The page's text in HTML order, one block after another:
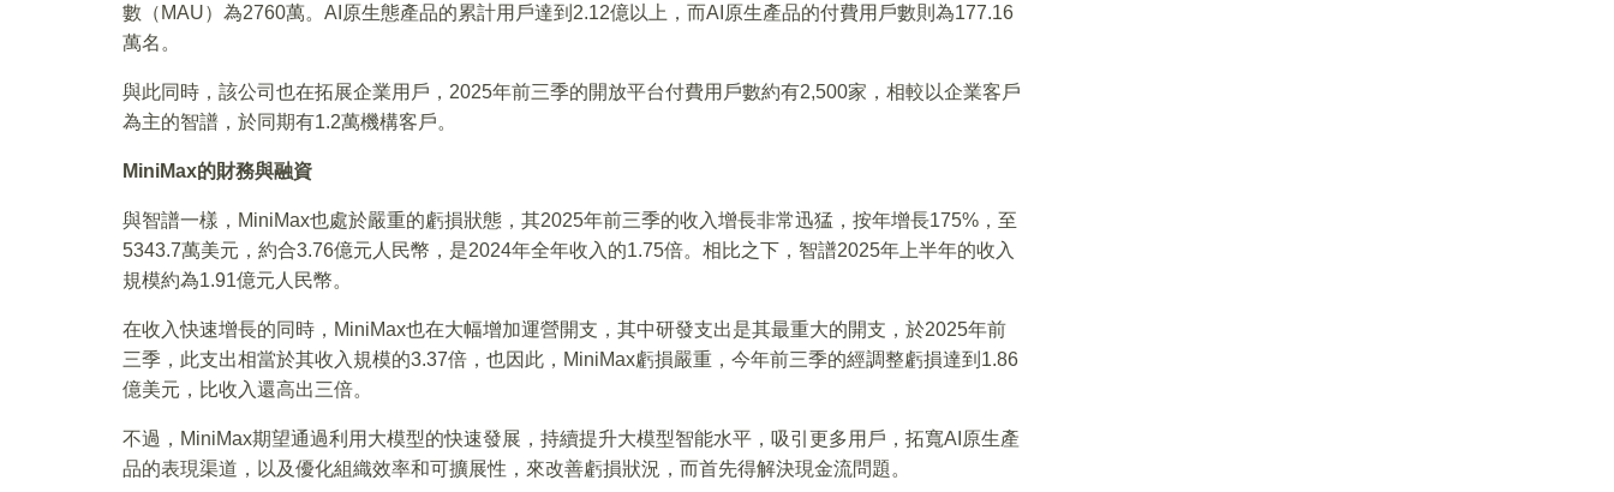
數（MAU）為2760萬。AI原生態產品的累計用戶達到2.12億以上，而AI原生產品的付費用戶數則為177.16
萬名。
與此同時，該公司也在拓展企業用戶，2025年前三季的開放平台付費用戶數約有2,500家，相較以企業客戶
為主的智譜，於同期有1.2萬機構客戶。
MiniMax的財務與融資
與智譜一樣，MiniMax也處於嚴重的虧損狀態，其2025年前三季的收入增長非常迅猛，按年增長175%，至
5343.7萬美元，約合3.76億元人民幣，是2024年全年收入的1.75倍。相比之下，智譜2025年上半年的收入
規模約為1.91億元人民幣。
在收入快速增長的同時，MiniMax也在大幅增加運營開支，其中研發支出是其最重大的開支，於2025年前
三季，此支出相當於其收入規模的3.37倍，也因此，MiniMax虧損嚴重，今年前三季的經調整虧損達到1.86
億美元，比收入還高出三倍。
不過，MiniMax期望通過利用大模型的快速發展，持續提升大模型智能水平，吸引更多用戶，拓寬AI原生產
品的表現渠道，以及優化組織效率和可擴展性，來改善虧損狀況，而首先得解決現金流問題。